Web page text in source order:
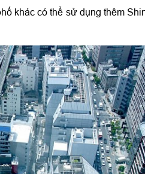
khác có thể sử dụng thêm